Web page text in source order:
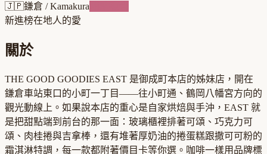
🇯🇵鎌倉 /Kamakura
新進榜在地人的愛
關於
THE GOOD GOODIES EAST 是御成町本店的姊妹店，開在
鎌倉車站東口的小町一丁目——往小町通、鶴岡八幡宮方向的
觀光動線上。如果說本店的重心是自家烘焙與手沖，EAST 就
是把甜點端到前台的那一面：玻璃櫃裡排著可頌、巧克力可
頌、肉桂捲與吉拿棒，還有堆著厚奶油的捲蛋糕跟撒可可粉的
霜淇淋特調，每一款都附著價目卡等你選。咖啡一樣用品牌標